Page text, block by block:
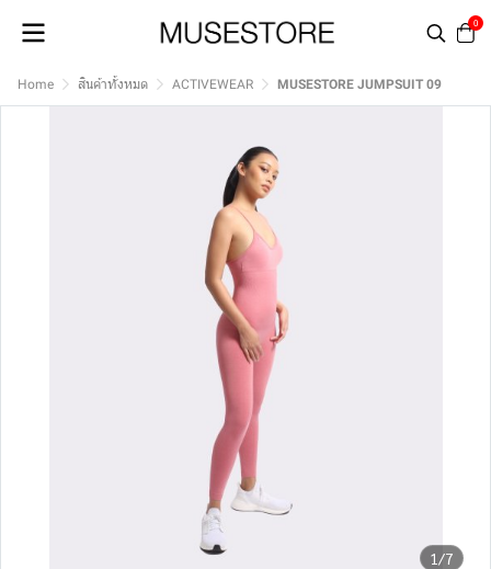
0
Home สินค้าทั้งหมด ACTIVEWEAR MUSESTORE JUMPSUIT 09
1/7